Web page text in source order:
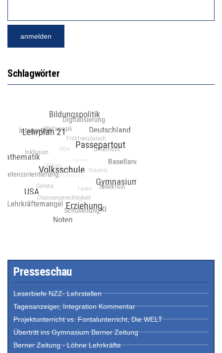
Schlagwörter
Presseschau
Leserbiefe NZZ- Lehrstellen
Tagesanzeiger, Integration Kommentar
Projektunterricht vs. Fontalunterricht, Die WELT
Übertritt ins Gymnasium Berner Zeitung
Berner Zeitung - Löhne Lehrkräfte